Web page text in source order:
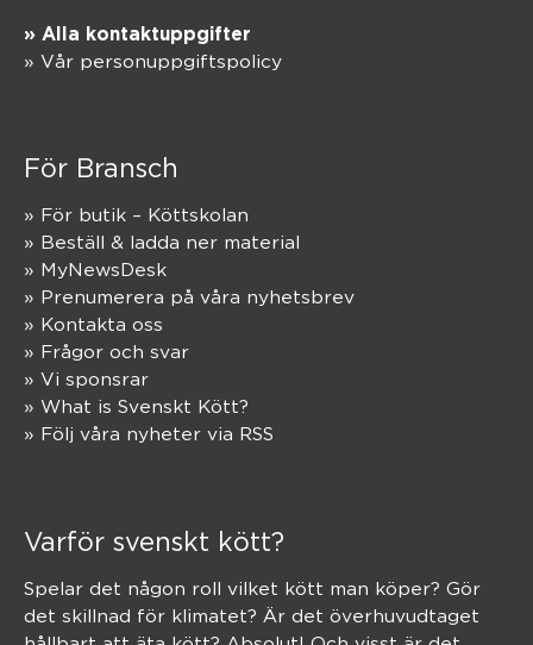
» Alla kontaktuppgifter
» Vår personuppgiftspolicy
För Bransch
» För butik – Köttskolan
» Beställ & ladda ner material
» MyNewsDesk
» Prenumerera på våra nyhetsbrev
» Kontakta oss
» Frågor och svar
» Vi sponsrar
» What is Svenskt Kött?
» Följ våra nyheter via RSS
Varför svenskt kött?
Spelar det någon roll vilket kött man köper? Gör
det skillnad för klimatet? Är det överhuvudtaget